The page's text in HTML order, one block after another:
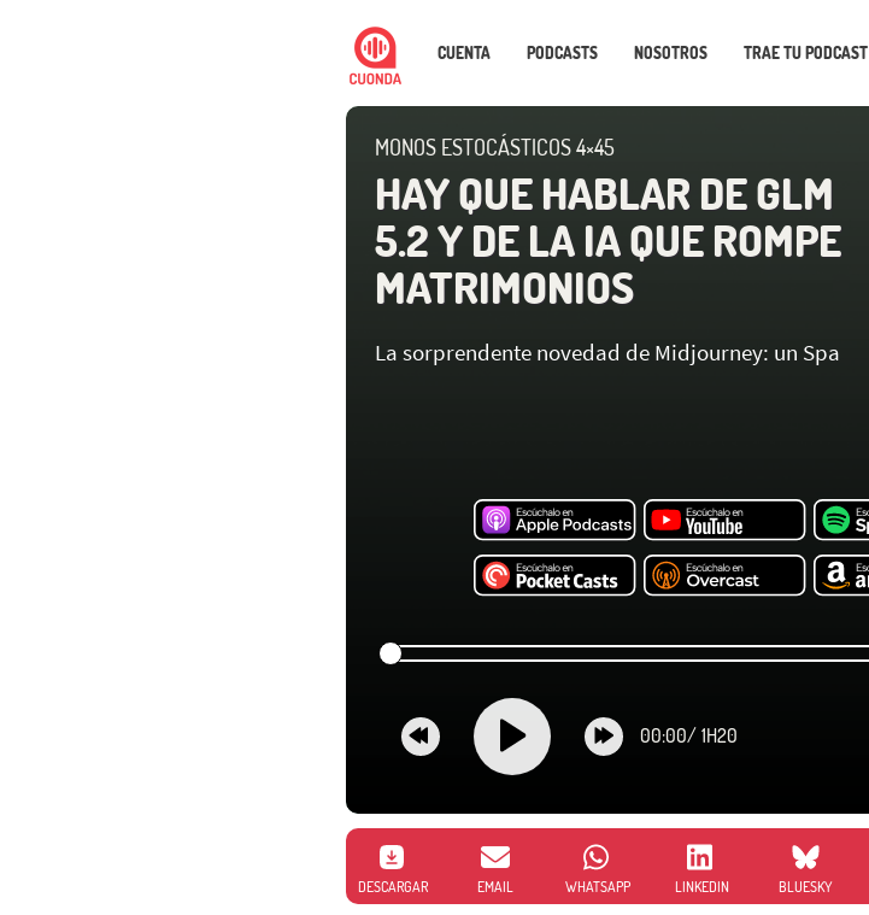
CUENTA PODCASTS NOSOTROS TRAE TU PODCAST
MONOS ESTOCÁSTICOS 4×45
HAY QUE HABLAR DE GLM
5.2 Y DE LA IA QUE ROMPE
MATRIMONIOS
La sorprendente novedad de Midjourney: un Spa
00:00/ 1H20
DESCARGAR EMAIL WHATSAPP LINKEDIN BLUESKY